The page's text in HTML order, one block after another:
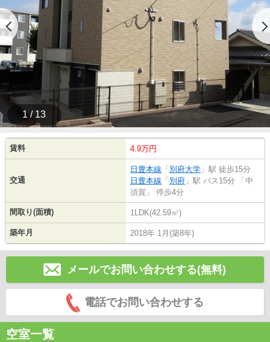
1 / 13
賃料 4.9万円
交通
日豊本線 「 別府大学 」駅 徒歩15分
日豊本線 「 別府 」駅 バス15分 「中
須賀」 停歩4分
間取り(面積) 1LDK(42.59㎡)
築年月 2018年 1月(築8年)
メールでお問い合わせする(無料)
電話でお問い合わせする
空室一覧